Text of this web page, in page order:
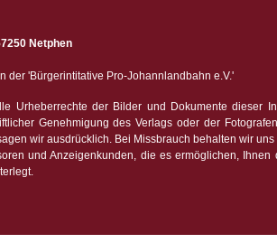
Netphen
der 'Bürgerintitative Pro-Johannlandbahn e.V.'
Urheberrechte der Bilder und Dokumente dieser
Genehmigung des Verlags oder der
wir ausdrücklich. Bei Missbrauch behalten wir uns
und Anzeigenkunden, die es ermöglichen,